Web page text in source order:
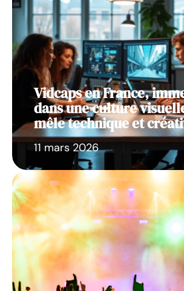
Vidcaps en France,
dans une culture
mêle technique et
11 mars 2026